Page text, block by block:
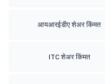
आयआरईडीए शेअर किंमत
ITC शेअर किंमत